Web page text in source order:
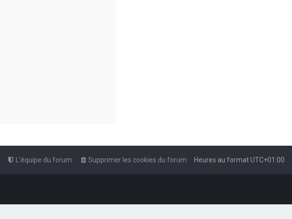
Heures au formatUTC+01:00
Supprimer les cookies du forum
L’équipe du forum